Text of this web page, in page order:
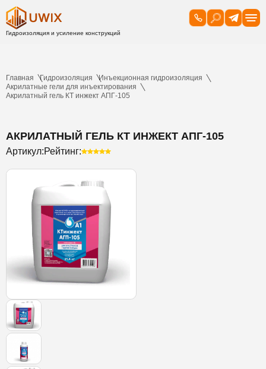
Главная Гидроизоляция
Инъекционная гидроизоляция
Акрилатные гели для инъектирования
Акрилатный гель КТ инжект АПГ-105
АКРИЛАТНЫЙ ГЕЛЬ КТ ИНЖЕКТ АПГ-105
Артикул:Рейтинг: